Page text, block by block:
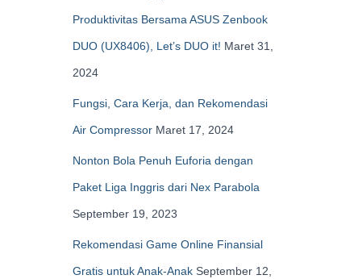
Produktivitas Bersama ASUS Zenbook
DUO (UX8406), Let’s DUO it! Maret 31,
2024
Fungsi, Cara Kerja, dan Rekomendasi
Air Compressor Maret 17, 2024
Nonton Bola Penuh Euforia dengan
Paket Liga Inggris dari Nex Parabola
September 19, 2023
Rekomendasi Game Online Finansial
Gratis untuk Anak-Anak September 12,